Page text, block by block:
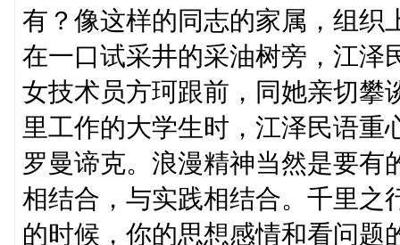
有？像这样的同志的家属，组织
在一口试采井的采油树旁，江泽
女技术员方珂跟前，同她亲切攀
里工作的大学生时，江泽民语重
罗曼谛克。浪漫精神当然是要有
相结合，与实践相结合。千里之
的时候，你的思想感情和看问题